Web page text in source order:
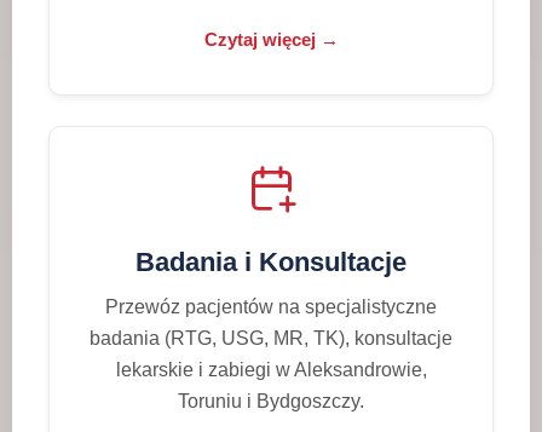
Czytaj więcej →
Badania i Konsultacje
Przewóz pacjentów na specjalistyczne
badania (RTG, USG, MR, TK), konsultacje
lekarskie i zabiegi w Aleksandrowie,
Toruniu i Bydgoszczy.